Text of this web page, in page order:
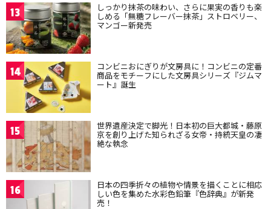
13 しっかり抹茶の味わい、さらに果実の香りも楽
しめる「無糖フレーバー抹茶」ストロベリー、
マンゴー新発売
14 コンビニおにぎりが文房具に！コンビニの定番
商品をモチーフにした文房具シリーズ『ジムマ
ート』誕生
15 世界遺産決定で脚光！日本初の巨大都城・藤原
京を創り上げた知られざる女帝・持統天皇の凄
絶な執念
16 日本の四季折々の植物や情景を描くことに相応
しい色を集めた水彩色鉛筆『色辞典』が新発
売！